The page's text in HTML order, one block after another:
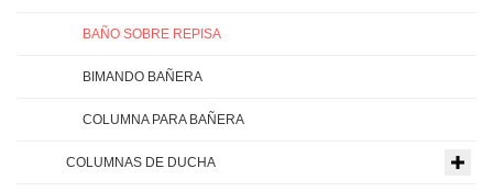
BAÑO SOBRE REPISA
BIMANDO BAÑERA
COLUMNA PARA BAÑERA
COLUMNAS DE DUCHA